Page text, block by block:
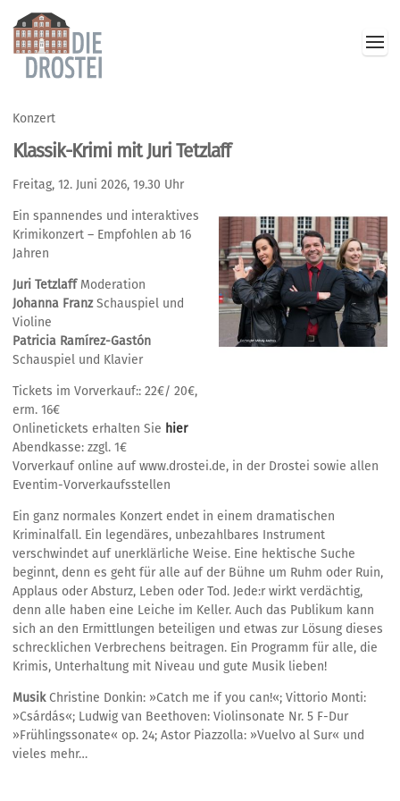
Konzert
Klassik-Krimi mit Juri Tetzlaff
Freitag, 12. Juni 2026, 19.30 Uhr
Ein spannendes und interaktives
Krimikonzert – Empfohlen ab 16
Jahren
Juri TetzlaffModeration
Johanna FranzSchauspiel und
Violine
Patricia Ramírez-Gastón
Schauspiel und Klavier
Tickets im Vorverkauf:: 22€/ 20€,
erm. 16€
Onlinetickets erhalten Sie hier
Abendkasse: zzgl. 1€
Vorverkauf online auf www.drostei.de, in der Drostei sowie allen
Eventim-Vorverkaufsstellen
Ein ganz normales Konzert endet in einem dramatischen
Kriminalfall. Ein legendäres, unbezahlbares Instrument
verschwindet auf unerklärliche Weise. Eine hektische Suche
beginnt, denn es geht für alle auf der Bühne um Ruhm oder Ruin,
Applaus oder Absturz, Leben oder Tod. Jede:r wirkt verdächtig,
denn alle haben eine Leiche im Keller. Auch das Publikum kann
sich an den Ermittlungen beteiligen und etwas zur Lösung dieses
schrecklichen Verbrechens beitragen. Ein Programm für alle, die
Krimis, Unterhaltung mit Niveau und gute Musik lieben!
MusikChristine Donkin: »Catch me if you can!«; Vittorio Monti:
»Csárdás«; Ludwig van Beethoven: Violinsonate Nr. 5 F-Dur
»Frühlingssonate« op. 24; Astor Piazzolla: »Vuelvo al Sur« und
vieles mehr…